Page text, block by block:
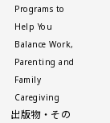
Programs to
Help You
Balance Work,
Parenting and
Family
Caregiving
出版物・その